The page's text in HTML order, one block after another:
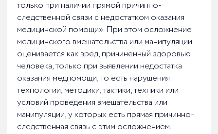
только при наличии прямой причинно-
следственной связи с недостатком оказания
медицинской помощи». При этом осложнение
медицинского вмешательства или манипуляции
оценивается как вред, причиненный здоровью
человека, только при выявлении недостатка
оказания медпомощи, то есть нарушения
технологии, методики, тактики, техники или
условий проведения вмешательства или
манипуляции, у которых есть прямая причинно-
следственная связь с этим осложнением.